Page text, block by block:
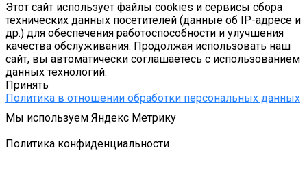
Этот сайт использует файлы cookies и сервисы сбора
технических данных посетителей (данные об IP-адресе и
др.) для обеспечения работоспособности и улучшения
качества обслуживания. Продолжая использовать наш
сайт, вы автоматически соглашаетесь с использованием
данных технологий:
Принять
Политика в отношении обработки персональных данных
Мы используем Яндекс Метрику
Политика конфиденциальности